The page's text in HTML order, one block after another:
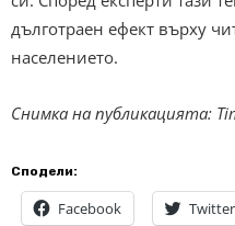
дълготраен ефект върху
населението.
Снимка на публикацията:
Сподели:
Facebook Twitter